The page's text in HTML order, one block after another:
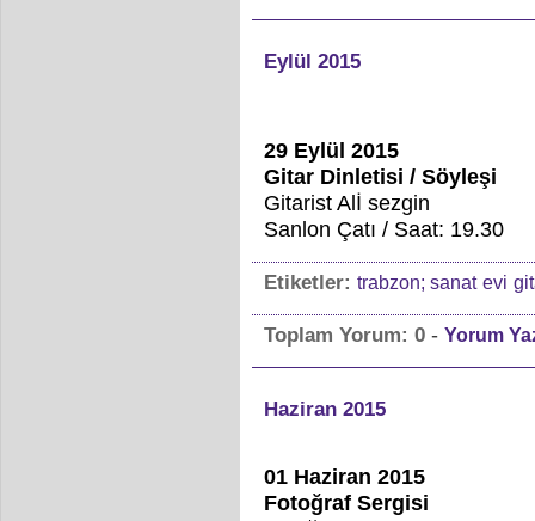
Eylül 2015
29 Eylül 2015
Gitar Dinletisi / Söyleşi
Gitarist Alİ sezgin
Sanlon Çatı / Saat: 19.30
Etiketler: trabzon; sanat evi
Toplam Yorum: 0- Yorum
Haziran 2015
01 Haziran 2015
Fotoğraf Sergisi